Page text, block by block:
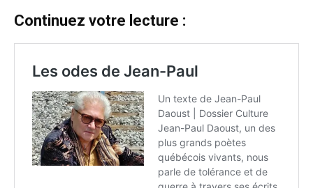
Continuez votre lecture :